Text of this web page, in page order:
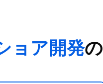
ョア開発の